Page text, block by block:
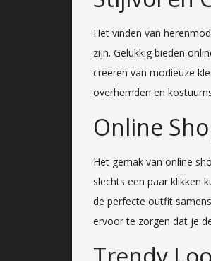
Het vinden van
zijn. Gelukkig bieden
creëren van modieuze
overhemden en
Online
Het gemak van online
slechts een paar klikken
de perfecte outfit
ervoor te zorgen dat je